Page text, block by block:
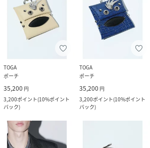
TOGA
ポーチ
35,200 円
3,200ポイント(10%ポイント
バック)
TOGA
ポーチ
35,200 円
3,200ポイント(10%ポイント
バック)